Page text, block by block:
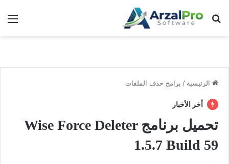
بحث عن
الرئيسية / برامج حذف الملفات
أخر الأخبار
تحميل برنامج Wise Force Deleter
1.5.7 Build 59